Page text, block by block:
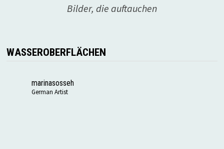
Bilder, die auftauchen
WASSEROBERFLÄCHEN
marinasosseh
German Artist